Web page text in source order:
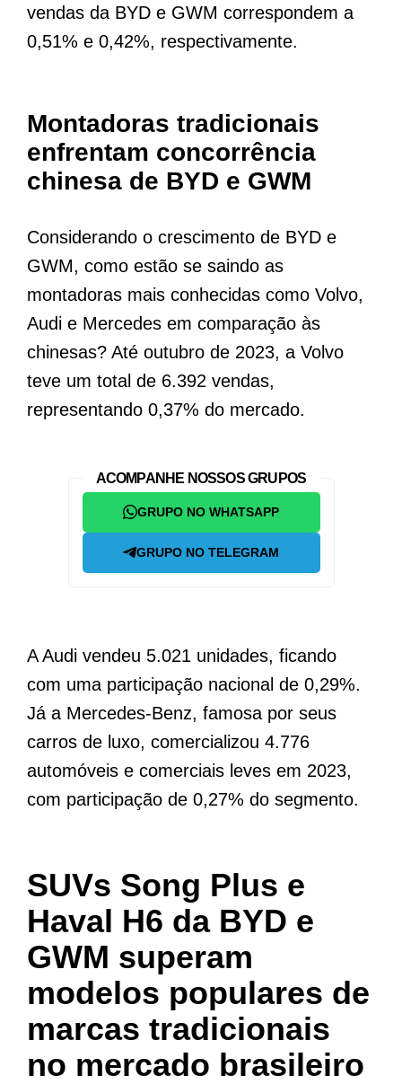
vendas da BYD e GWM correspondem a
0,51% e 0,42%, respectivamente.
Montadoras tradicionais
enfrentam concorrência
chinesa de BYD e GWM
Considerando o crescimento de BYD e
GWM, como estão se saindo as
montadoras mais conhecidas como Volvo,
Audi e Mercedes em comparação às
chinesas? Até outubro de 2023, a Volvo
teve um total de 6.392 vendas,
representando 0,37% do mercado.
ACOMPANHE NOSSOS GRUPOS
GRUPO NO WHATSAPP
GRUPO NO TELEGRAM
A Audi vendeu 5.021 unidades, ficando
com uma participação nacional de 0,29%.
Já a Mercedes-Benz, famosa por seus
carros de luxo, comercializou 4.776
automóveis e comerciais leves em 2023,
com participação de 0,27% do segmento.
SUVs Song Plus e
Haval H6 da BYD e
GWM superam
modelos populares de
marcas tradicionais
no mercado brasileiro